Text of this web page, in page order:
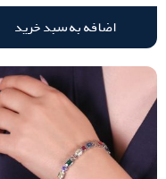
اضافه به سبد خرید